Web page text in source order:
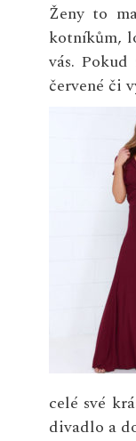
Ženy to
kotníkům,
vás.
červené či
celé své
divadlo a